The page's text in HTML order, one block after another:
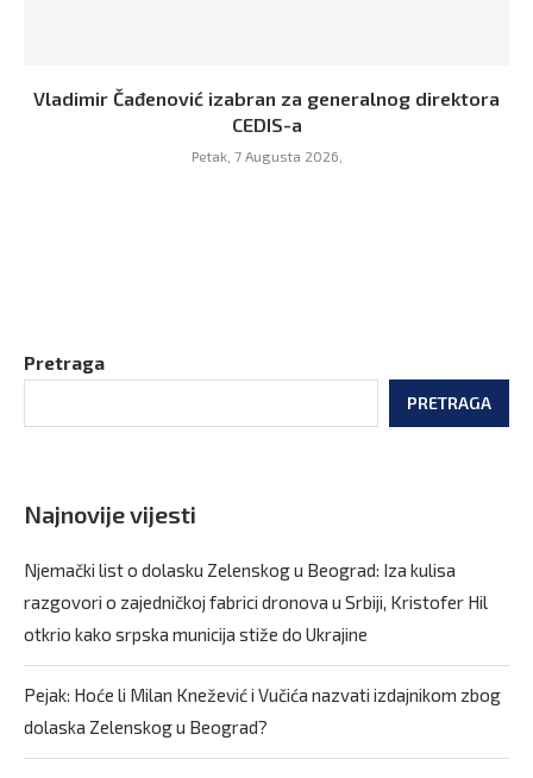
Vladimir Čađenović izabran za generalnog direktora
CEDIS-a
Petak, 7 Augusta 2026,
Pretraga
PRETRAGA
Najnovije vijesti
Njemački list o dolasku Zelenskog u Beograd: Iza kulisa
razgovori o zajedničkoj fabrici dronova u Srbiji, Kristofer Hil
otkrio kako srpska municija stiže do Ukrajine
Pejak: Hoće li Milan Knežević i Vučića nazvati izdajnikom zbog
dolaska Zelenskog u Beograd?